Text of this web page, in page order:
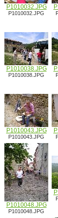
P1010032.JPG
P1010032.JPG
P1010038.JPG
P1010038.JPG
P1010043.JPG
P1010043.JPG
P1010048.JPG
P1010048.JPG